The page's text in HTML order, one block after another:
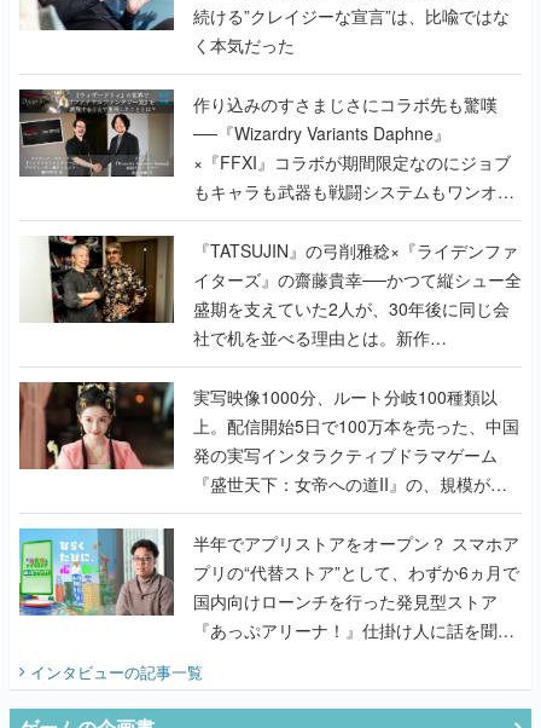
続ける”クレイジーな宣言”は、比喩ではな
く本気だった
作り込みのすさまじさにコラボ先も驚嘆
──『Wizardry Variants Daphne』
×『FFXI』コラボが期間限定なのにジョブ
もキャラも武器も戦闘システムもワンオフ
で作り込まれた理由を両ディレクターに聞
く
『TATSUJIN』の弓削雅稔×『ライデンファ
イターズ』の齋藤貴幸──かつて縦シュー全
盛期を支えていた2人が、30年後に同じ会
社で机を並べる理由とは。新作
『TATSUJIN EXTREME』で初タッグを組
んだレジェンド2人に訊く開発秘話
実写映像1000分、ルート分岐100種類以
上。配信開始5日で100万本を売った、中国
発の実写インタラクティブドラマゲーム
『盛世天下：女帝への道II』の、規模が違
うこだわりをプロデューサーに聞いた
半年でアプリストアをオープン？ スマホア
プリの“代替ストア”として、わずか6ヵ月で
国内向けローンチを行った発見型ストア
『あっぷアリーナ！』仕掛け人に話を聞い
インタビューの記事一覧